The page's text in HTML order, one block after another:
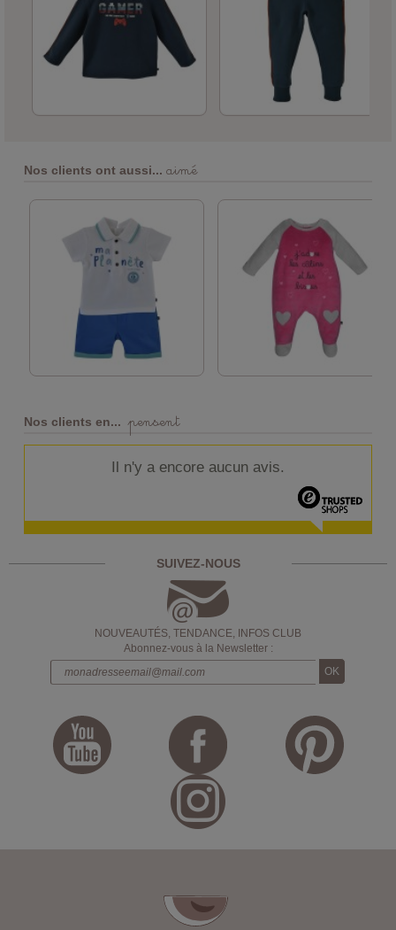
Nos clients ont aussi... aimé
Nos clients en... pensent
Il n'y a encore aucun avis.
SUIVEZ-NOUS
NOUVEAUTÉS, TENDANCE, INFOS CLUB
Abonnez-vous à la Newsletter :